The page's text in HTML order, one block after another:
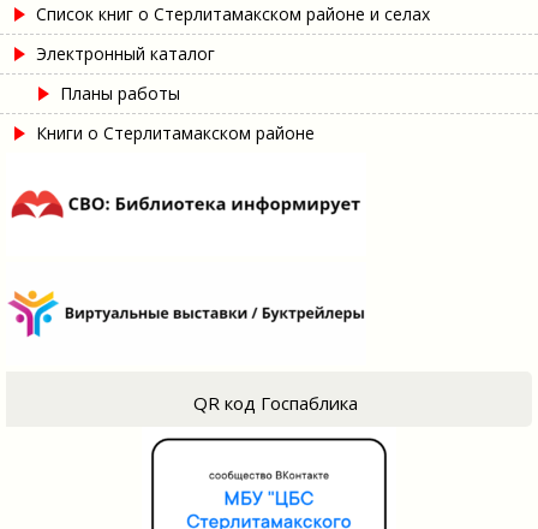
Список книг о Стерлитамакском районе и селах
Электронный каталог
Планы работы
Книги о Стерлитамакском районе
QR код Госпаблика